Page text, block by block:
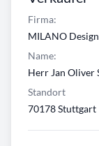
Firma:
MILANO
Name:
Herr Jan Oliver
Standort
70178 Stuttgart